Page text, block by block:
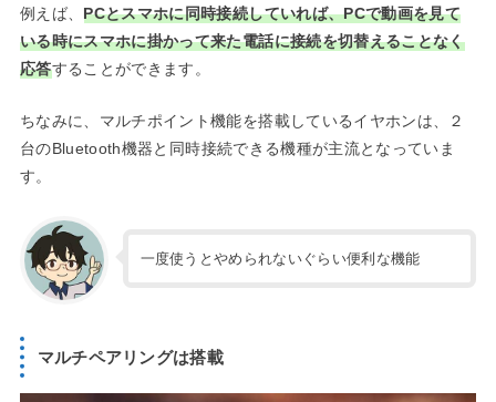
例えば、 PCとスマホに同時接続していれば、PCで動画を見て
いる時にスマホに掛かって来た電話に接続を切替えることなく
応答することができます。
ちなみに、マルチポイント機能を搭載しているイヤホンは、２
台のBluetooth機器と同時接続できる機種が主流となっていま
す。
一度使うとやめられないぐらい便利な機能
マルチペアリングは搭載